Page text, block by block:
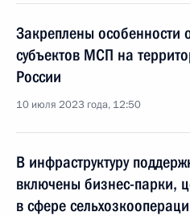
Закреплены особенности
субъектов МСП на
России
10 июля 2023 года, 12:50
В инфраструктуру
включены бизнес-парки,
в сфере